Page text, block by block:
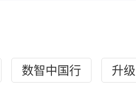
数智中国行 升